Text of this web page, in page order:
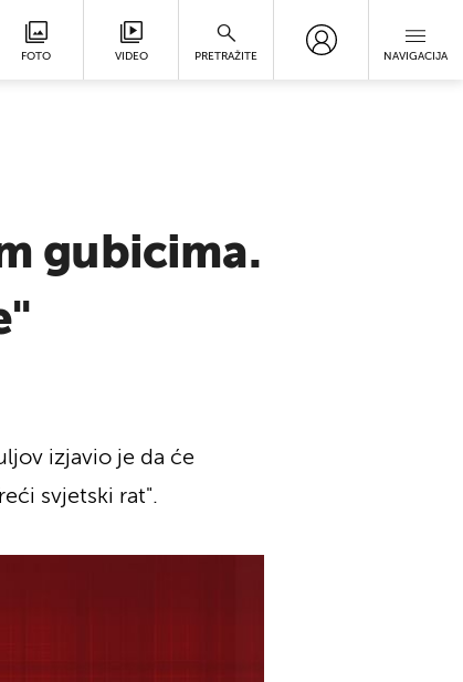
FOTO VIDEO PRETRAŽITE NAVIGACIJA
gubicima.
izjavio je da će
svjetski rat".